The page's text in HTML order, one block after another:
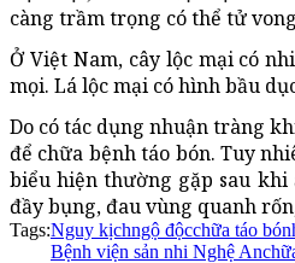
càng trầm trọng có thể tử
Ở Việt Nam, cây lộc mại có
mọi. Lá lộc mại có hình bầu
Do có tác dụng nhuận tràng
để chữa bệnh táo bón. Tuy
biểu hiện thường gặp sau
đầy bụng, đau vùng quanh
Tags:Nguy kịchngộ độcchữa táo bón
Bệnh viện sản nhi Nghệ An